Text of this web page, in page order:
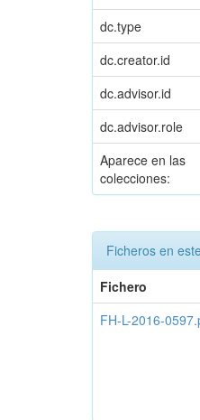
dc.type
dc.creator.id
dc.advisor.id
dc.advisor.role
Aparece en las
colecciones:
Ficheros en
Fichero
FH-L-2016-